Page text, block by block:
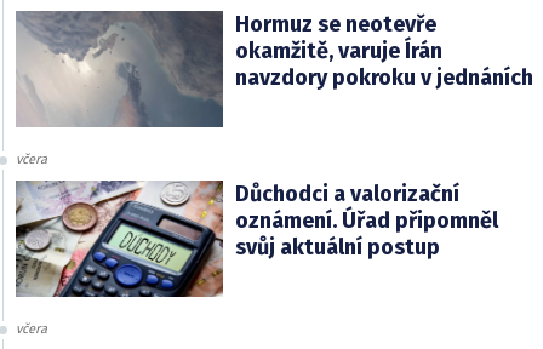
Hormuz se neotevře
okamžitě, varuje Írán
navzdory pokroku v jednáních
včera
Důchodci a valorizační
oznámení. Úřad připomněl
svůj aktuální postup
včera